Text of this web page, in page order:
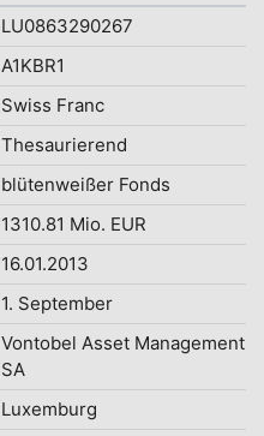
LU0863290267
A1KBR1
Swiss Franc
Thesaurierend
blütenweißer Fonds
1310.81 Mio. EUR
16.01.2013
1. September
Vontobel Asset Management
SA
Luxemburg